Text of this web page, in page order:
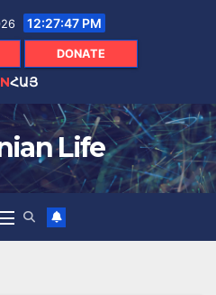
12:27:48 PM
DONATE
ՀԱՅ
Life